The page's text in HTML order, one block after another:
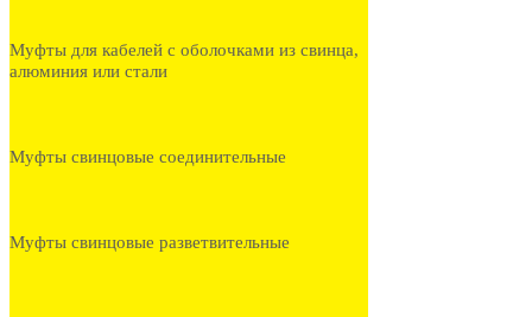
Муфты для кабелей с оболочками из свинца,
алюминия или стали
Муфты свинцовые соединительные
Муфты свинцовые разветвительные